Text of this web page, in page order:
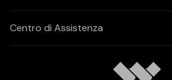
Centro di Assistenza